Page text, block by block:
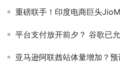
重磅联手！印度电商巨头
平台支付放开前夕？ 谷歌已允
亚马逊阿联酋站体量增加？预计今